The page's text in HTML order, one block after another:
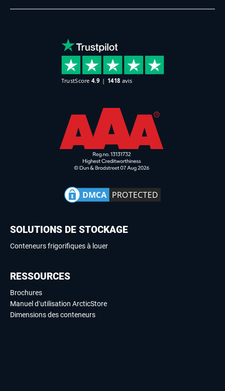
SOLUTIONS DE STOCKAGE
Conteneurs frigorifiques à louer
RESSOURCES
Brochures
Manuel d’utilisation ArcticStore
Dimensions des conteneurs